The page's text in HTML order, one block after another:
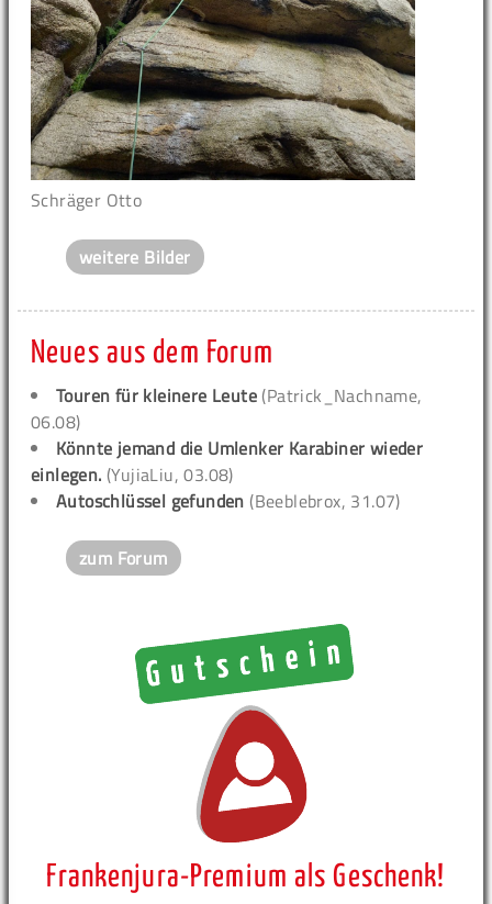
Schräger Otto
weitere Bilder
Neues aus dem Forum
Touren für kleinere Leute (Patrick_Nachname,
06.08)
Könnte jemand die Umlenker Karabiner wieder
einlegen. (YujiaLiu, 03.08)
Autoschlüssel gefunden (Beeblebrox, 31.07)
zum Forum
Frankenjura-Premium als Geschenk!